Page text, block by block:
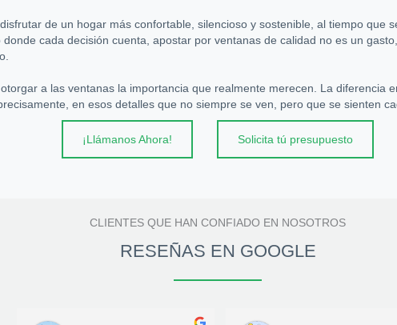
de un hogar más confortable, silencioso y sostenible, al tiempo que
cada decisión cuenta, apostar por ventanas de calidad no es un
a las ventanas la importancia que realmente merecen. La diferencia
en esos detalles que no siempre se ven, pero que se sienten
¡Llámanos Ahora! Solicita tú presupuesto
CLIENTES QUE HAN CONFIADO EN NOSOTROS
RESEÑAS EN GOOGLE